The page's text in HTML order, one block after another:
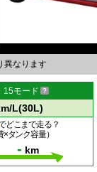
異なります
15モード
L(30L)
どこまで走る？
×タンク容量）
- km